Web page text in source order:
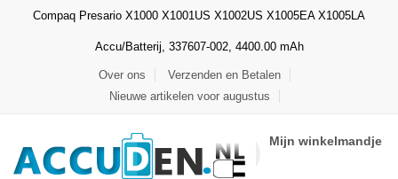
Compaq Presario X1000 X1001US X1002US X1005EA X1005LA
Accu/Batterij, 337607-002, 4400.00 mAh
Over ons
Verzenden en Betalen
Nieuwe artikelen voor augustus
Mijn winkelmandje